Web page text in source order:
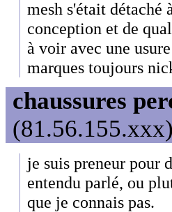
mesh s'était détaché
conception et de
à voir avec une
marques toujours
chaussures
je suis preneur pour
entendu parlé, ou
que je connais pas.